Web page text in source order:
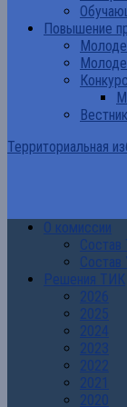
Повышение
Территориальная
О комиссии
Решения ТИК
2026
2025
2024
2023
2022
2021
2020